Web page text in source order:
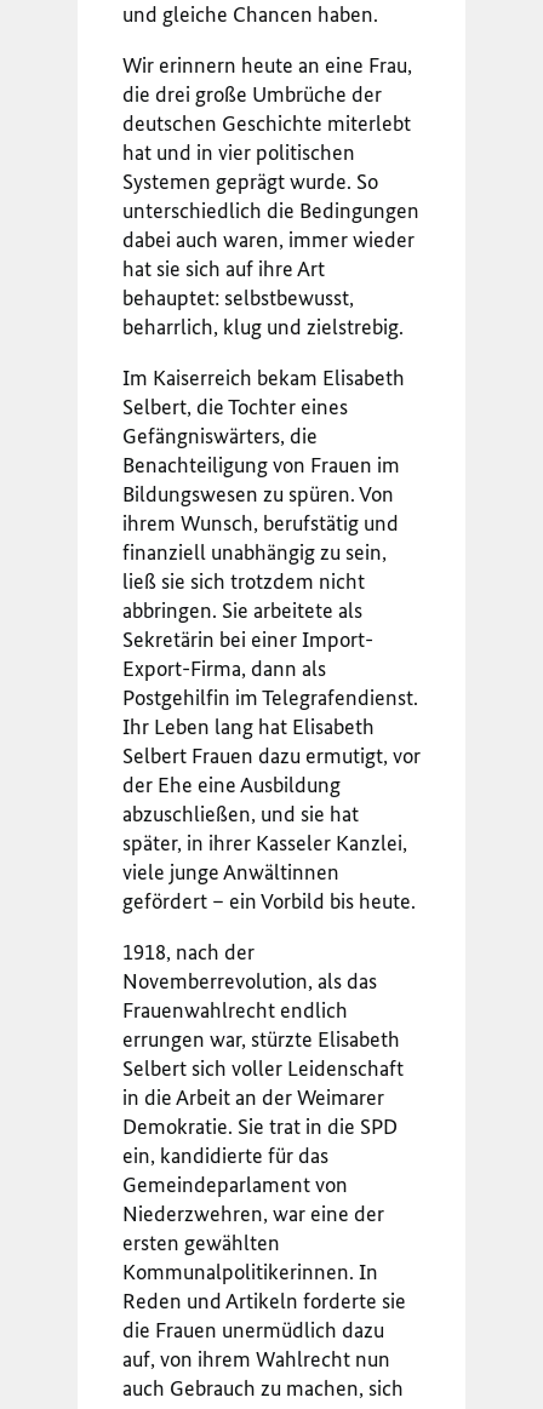
und gleiche Chancen haben.
Wir erinnern heute an eine Frau,
die drei große Umbrüche der
deutschen Geschichte miterlebt
hat und in vier politischen
Systemen geprägt wurde. So
unterschiedlich die Bedingungen
dabei auch waren, immer wieder
hat sie sich auf ihre Art
behauptet: selbstbewusst,
beharrlich, klug und zielstrebig.
Im Kaiserreich bekam Elisabeth
Selbert, die Tochter eines
Gefängniswärters, die
Benachteiligung von Frauen im
Bildungswesen zu spüren. Von
ihrem Wunsch, berufstätig und
finanziell unabhängig zu sein,
ließ sie sich trotzdem nicht
abbringen. Sie arbeitete als
Sekretärin bei einer Import-
Export-Firma, dann als
Postgehilfin im Telegrafendienst.
Ihr Leben lang hat Elisabeth
Selbert Frauen dazu ermutigt, vor
der Ehe eine Ausbildung
abzuschließen, und sie hat
später, in ihrer Kasseler Kanzlei,
viele junge Anwältinnen
gefördert – ein Vorbild bis heute.
1918, nach der
Novemberrevolution, als das
Frauenwahlrecht endlich
errungen war, stürzte Elisabeth
Selbert sich voller Leidenschaft
in die Arbeit an der Weimarer
Demokratie. Sie trat in die SPD
ein, kandidierte für das
Gemeindeparlament von
Niederzwehren, war eine der
ersten gewählten
Kommunalpolitikerinnen. In
Reden und Artikeln forderte sie
die Frauen unermüdlich dazu
auf, von ihrem Wahlrecht nun
auch Gebrauch zu machen, sich